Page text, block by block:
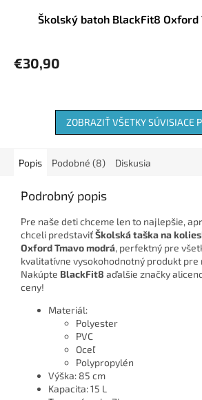
Školský batoh BlackFit8 Oxford
€30,90
ZOBRAZIŤ VŠETKY SÚVISIACE
Popis Podobné (8) Diskusia
Podrobný popis
Pre naše deti chceme len to najlepšie,
chceli predstaviťŠkolská taška na
Oxford Tmavo modrá, perfektný pre
kvalitatívne vysokohodnotný produkt pre
Nakúpte BlackFit8 aďalšie značky
ceny!
Materiál:
Polyester
PVC
Oceľ
Polypropylén
Výška: 85 cm
Kapacita: 15 L